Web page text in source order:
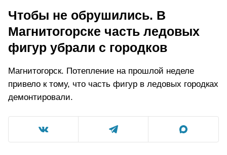
Чтобы не обрушились. В
Магнитогорске часть ледовых
фигур убрали с городков
Магнитогорск. Потепление на прошлой неделе
привело к тому, что часть фигур в ледовых городках
демонтировали.